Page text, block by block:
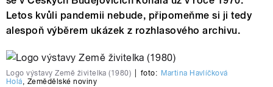
Letos kvůli pandemii nebude, připomeňme si ji tedy
alespoň výběrem ukázek z rozhlasového archivu.
Logo výstavy Země živitelka (1980) foto: Martina Havlíčková
Holá, Zemědělské noviny